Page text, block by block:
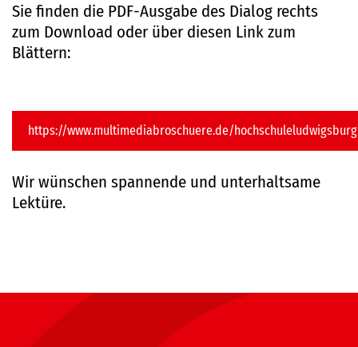
Sie finden die PDF-Ausgabe des Dialog rechts
zum Download oder über diesen Link zum
Blättern:
https://www.multimediabroschuere.de/hochschuleludwigsburg
Wir wünschen spannende und unterhaltsame
Lektüre.